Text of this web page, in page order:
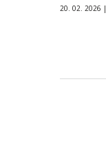
20. 02. 2026 |